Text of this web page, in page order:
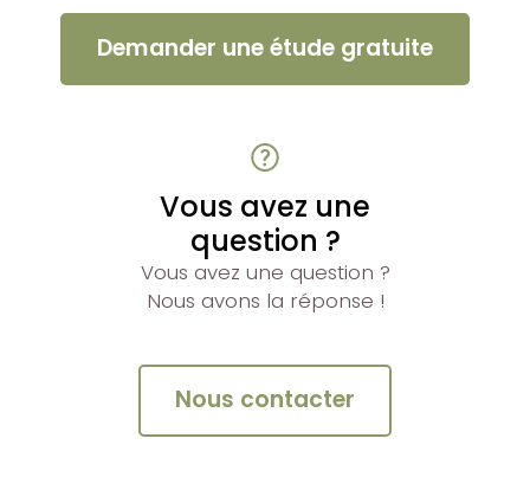
Demander une étude gratuite
Vous avez une
question ?
Vous avez une question ?
Nous avons la réponse !
Nous contacter